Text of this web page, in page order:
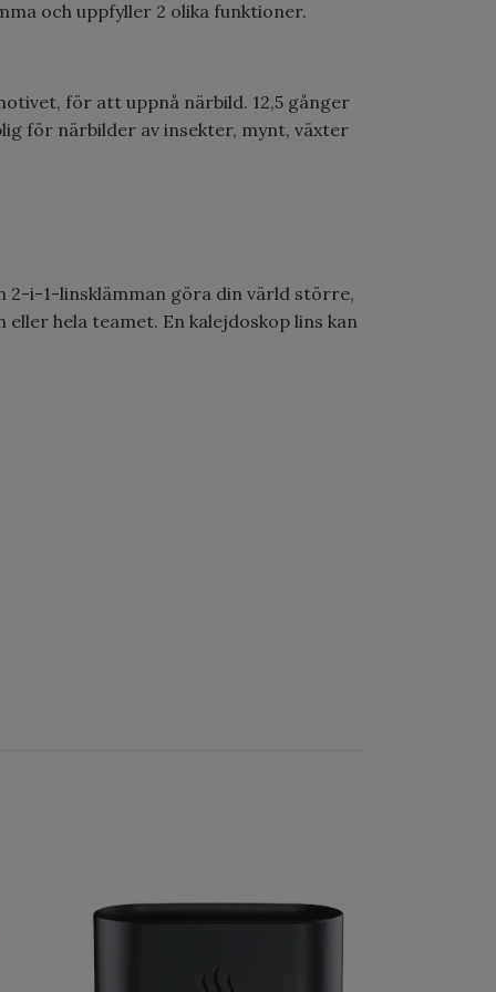
och uppfyller 2 olika funktioner.
för att uppnå närbild. 12,5 gånger
för närbilder av insekter, mynt, växter
2-i-1-linsklämman göra din värld större,
hela teamet. En kalejdoskop lins kan